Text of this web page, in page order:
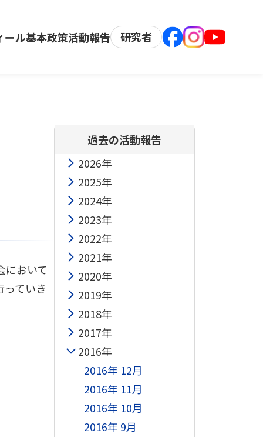
ール基本政策活動報告 研究者
において
ていき
過去の活動報告
2026年
2025年
2024年
2023年
2022年
2021年
2020年
2019年
2018年
2017年
2016年
2016年 12月
2016年 11月
2016年 10月
2016年 9月